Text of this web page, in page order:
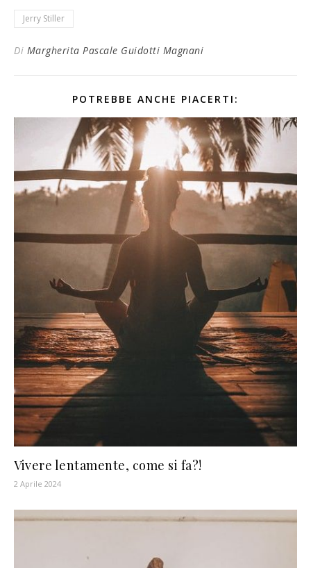
Jerry Stiller
Di Margherita Pascale Guidotti Magnani
POTREBBE ANCHE PIACERTI:
Vivere lentamente, come si fa?!
2 Aprile 2024